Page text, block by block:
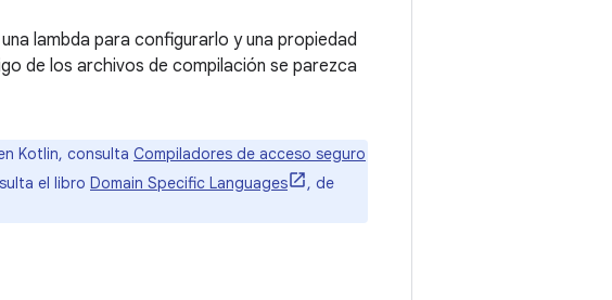
lambda para configurarlo y una propiedad
de los archivos de compilación se parezca
Kotlin, consulta Compiladores de acceso seguro
el libro Domain Specific Languages
, de